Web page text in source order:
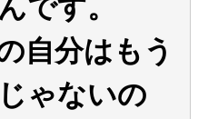
程が高学歴になるとか大嘘。教育に金を
貧乏に学歴で負けた」
です。
自分はもう
ゃないの